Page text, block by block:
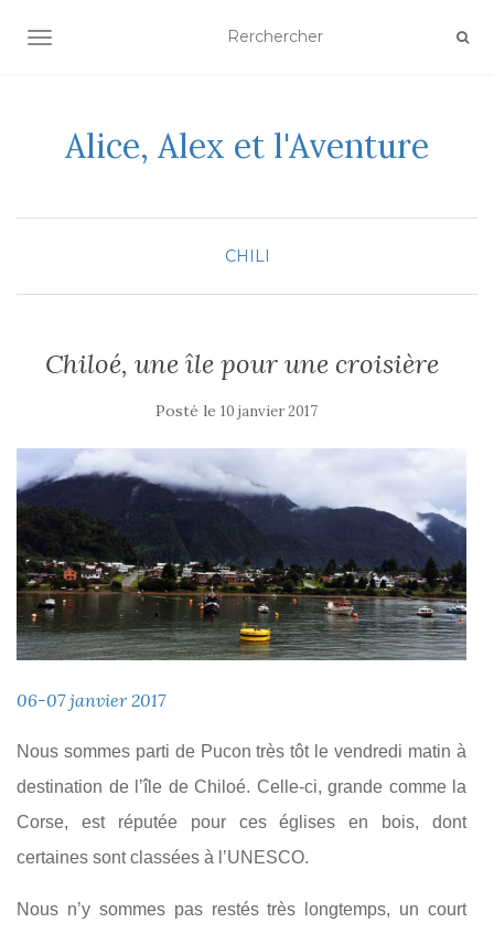
AFFICHER/MASQUER LA NAVIGATION
Alice, Alex et l'Aventure
CHILI
Chiloé, une île pour une croisière
Posté le 10 janvier 2017
06-07 janvier 2017
Nous sommes parti de Pucon très tôt le vendredi matin à
destination de l’île de Chiloé. Celle-ci, grande comme la
Corse, est réputée pour ces églises en bois, dont
certaines sont classées à l’UNESCO.
Nous n’y sommes pas restés très longtemps, un court